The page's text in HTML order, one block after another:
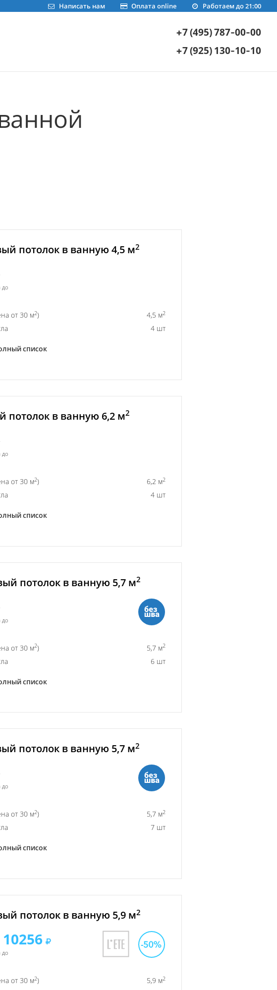
Работаем до 21:00
Оплата online
Написать нам
+7 (495) 787-00-00
+7 (925) 130-10-10
потолок в ванную 4,5 м2
до
от 30 м2) 4,5 м2
4 шт
список
потолок в ванную 6,2 м2
до
от 30 м2) 6,2 м2
4 шт
список
потолок в ванную 5,7 м2
до
от 30 м2) 5,7 м2
6 шт
список
потолок в ванную 5,7 м2
до
от 30 м2) 5,7 м2
7 шт
список
потолок в ванную 5,9 м2
10256
до
от 30 м2) 5,9 м2